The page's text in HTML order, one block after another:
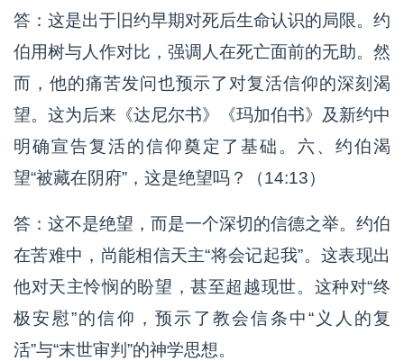
答：这是出于旧约早期对死后生命认识的局限。约
伯用树与人作对比，强调人在死亡面前的无助。然
而，他的痛苦发问也预示了对复活信仰的深刻渴
望。这为后来《达尼尔书》《玛加伯书》及新约中
明确宣告复活的信仰奠定了基础。六、约伯渴
望“被藏在阴府”，这是绝望吗？（14:13）
答：这不是绝望，而是一个深切的信德之举。约伯
在苦难中，尚能相信天主“将会记起我”。这表现出
他对天主怜悯的盼望，甚至超越现世。这种对“终
极安慰”的信仰，预示了教会信条中“义人的复
活”与“末世审判”的神学思想。